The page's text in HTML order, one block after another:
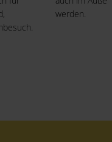
werden.